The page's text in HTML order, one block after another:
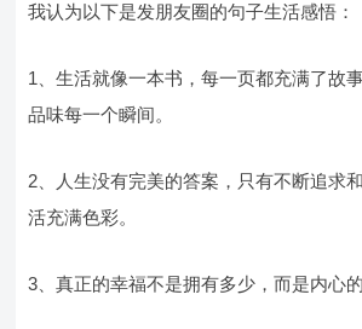
我认为以下是发朋友圈的句子生活感悟：
1、生活就像一本书，每一页都充满了故
品味每一个瞬间。
2、人生没有完美的答案，只有不断追求
活充满色彩。
3、真正的幸福不是拥有多少，而是内心